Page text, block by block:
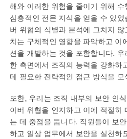
해와 이러한 위험을 줄이기 위해
심층적인 전문 지식을 얻을 수 있
버 위협의 식별과 분석에 그치지
치는 구체적인 영향을 파악하고 이
션을 개발하는 것을 포함합니다.
한 측면에서 조직의 능력을 강화하
데 필요한 전략적인 접근 방식을 모
또한, 우리는 조직 내부의 보안 인
이버 위협을 인지하고 이에 적절히
는 데 중점을 둡니다. 직원들이 보
하고 일상 업무에서 보안을 실천하